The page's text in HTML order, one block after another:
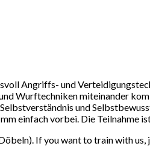
Angriffs- und
Wurftechniken miteinander
und
einfach vorbei. Die Teilnahme
If you want to train with